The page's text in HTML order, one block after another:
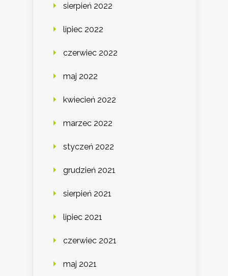
sierpień 2022
lipiec 2022
czerwiec 2022
maj 2022
kwiecień 2022
marzec 2022
styczeń 2022
grudzień 2021
sierpień 2021
lipiec 2021
czerwiec 2021
maj 2021